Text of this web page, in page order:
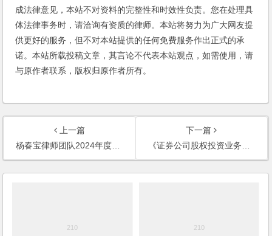
成法律意见，本站不对资料的完整性和时效性负责。您在处理具
体法律事务时，请洽询有资质的律师。本站将努力为广大网友提
供更好的服务，但不对本站提供的任何免费服务作出正式的承
诺。本站所载投稿文章，其言论不代表本站观点，如需使用，请
与原作者联系，版权归原作者所有。
上一篇
杨春宝律师团队2024年度部分私募基金、投融资法律服务业绩动态
下一篇
《证券公司股权投资业务合规指引》发布！